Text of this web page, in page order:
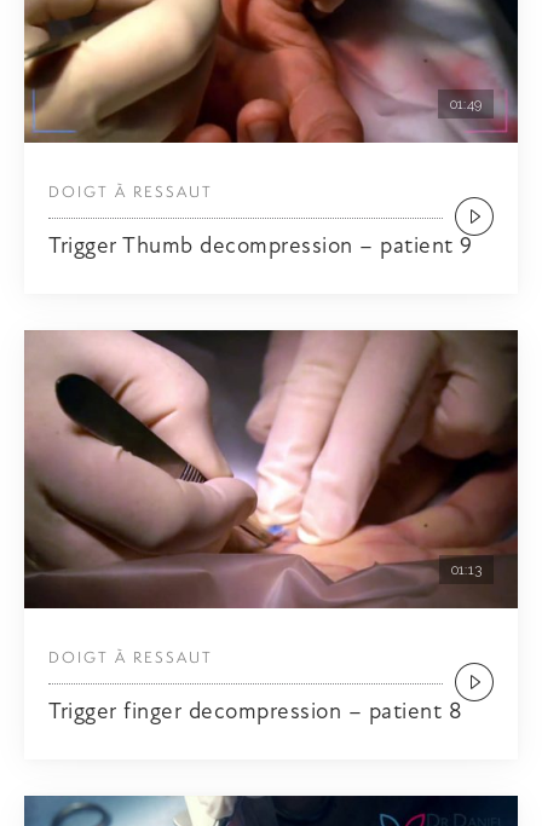
01:49
Trigger Thumb decompression – patient 9
DOIGT À RESSAUT
01:13
Trigger finger decompression – patient 8
DOIGT À RESSAUT